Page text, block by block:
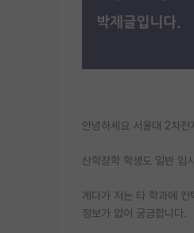
안녕하세요 서울대 2차
산학장학 학생도 일반 입
게다가 저는 타 학과에
정보가 없어 궁금합니다.